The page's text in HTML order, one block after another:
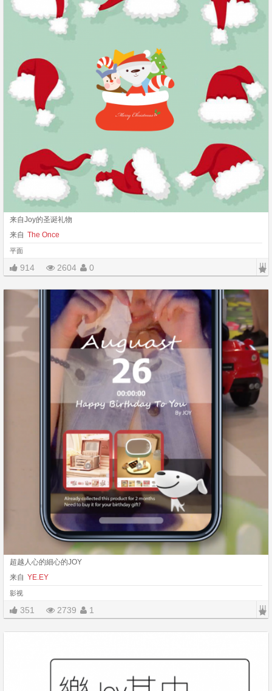
来自Joy的圣诞礼物
来自 The Once
平面
914 2604 0 |||
超越人心的細心的JOY
来自 YE.EY
影视
351 2739 1 |||